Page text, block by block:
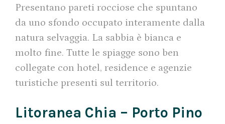
Presentano pareti rocciose che spuntano
da uno sfondo occupato interamente dalla
natura selvaggia. La sabbia è bianca e
molto fine. Tutte le spiagge sono ben
collegate con hotel, residence e agenzie
turistiche presenti sul territorio.
Litoranea Chia – Porto Pino